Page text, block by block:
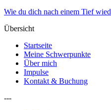
Wie du dich nach einem Tief
Übersicht
Startseite
Meine Schwerpunkte
Über mich
Impulse
Kontakt & Buchung
---